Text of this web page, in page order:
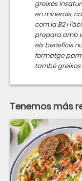
greixos
en minerals,
com la B2 i
prepara amb
els beneficis
formatge
també
Tenemos más